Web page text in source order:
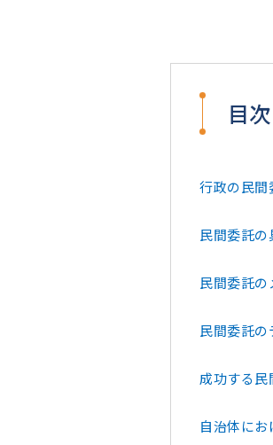
目次
行政の民間
民間委託
民間委託の
民間委託の
成功する民
自治体に